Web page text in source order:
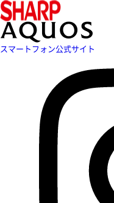
スマートフォン公式サイト